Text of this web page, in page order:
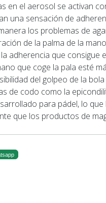
en el aerosol se activan
una sensación de
los problemas de
de la palma de la mano
adherencia que consigue
que coge la pala esté
del golpeo de la
de codo como la
para pádel, lo que
que los productos de